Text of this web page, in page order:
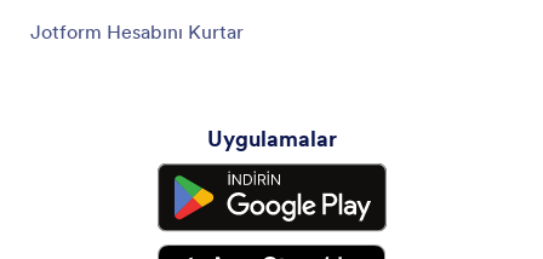
Jotform Hesabını Kurtar
Uygulamalar